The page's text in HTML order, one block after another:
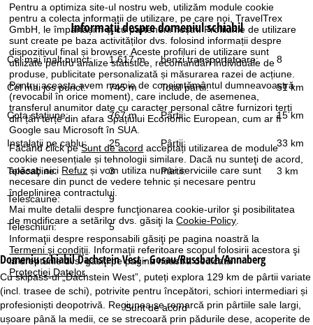
Pentru a optimiza site-ul nostru web, utilizăm module cookie
pentru a colecta informații de utilizare, pe care noi, TravelTrex
GmbH, le împărtășim și cu partenerii noștri. Profilurile de utilizare
sunt create pe baza activităților dvs. folosind informații despre
dispozitivul final și browser. Aceste profiluri de utilizare sunt
utilizate pentru analize statistice, recomandări individuale de
produse, publicitate personalizată și măsurarea razei de acțiune.
Pentru aceasta avem nevoie de consimțământul dumneavoastră
(revocabil în orice moment), care include, de asemenea,
transferul anumitor date cu caracter personal către furnizori terți
din țări terțe din afara Spațiului Economic European, cum ar fi
Google sau Microsoft în SUA.
Făcând click peSunt de acord acceptați utilizarea de module
cookie neesențiale și tehnologii similare. Dacă nu sunteţi de acord,
apăsaţi aici Refuz și vom utiliza numai serviciile care sunt
necesare din punct de vedere tehnic și necesare pentru
îndeplinirea contractului.
Mai multe detalii despre funcţionarea cookie-urilor şi posibilitatea
de modificare a setărilor dvs. găsiţi laCookie-Policy.
Informaţii despre responsabili găsiţi pe pagina noastră la
Termeni şi condiţii. Informaţii referitoare scopul folosirii acestora şi
la drepturile dvs. găsiţi pe pagina noastră dedicată
Protecţiei Datelor.
Sunt de acord
s
ă
Informaţii despre domeniul schiabil
Cel mai înalt punct: 1.617 m benzi transportatoare: 8
Cel mai jos punct: 745 m Total pârtii: 51 km
Cota staţiune: 767 m Pârtii: 15 km
Instalaţii pe cablu: 25 Pârtii: 33 km
Telecabine: 3 Pârtii: 3 km
Telescaune: 9
Teleschiuri: 5
Domeniu schiabilDachstein Vest - Gosau/Russbach/Annaberg
Cu skipass-ul „Dachstein West”, puteți explora 129 km de pârtii variate
(incl. trasee de schi), potrivite pentru începători, schiori intermediari și
profesioniști deopotrivă. Regiunea se remarcă prin pârtiile sale largi,
ușoare până la medii, ce se strecoară prin pădurile dese, acoperite de